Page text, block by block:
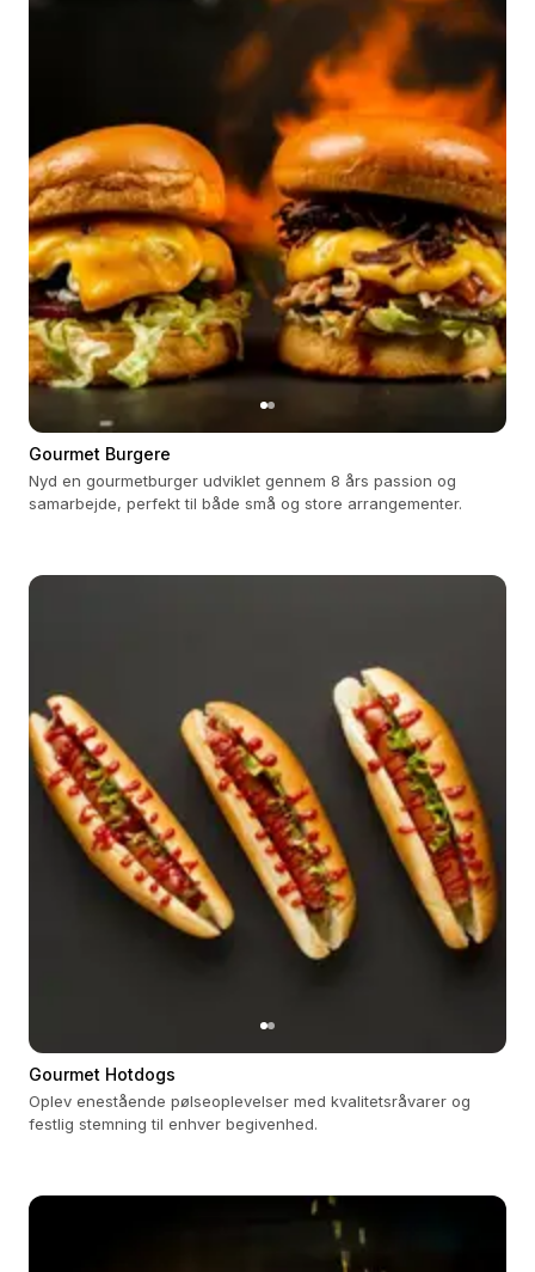
Gourmet Burgere
Nyd en gourmetburger udviklet gennem 8 års passion og
samarbejde, perfekt til både små og store arrangementer.
Gourmet Hotdogs
Oplev enestående pølseoplevelser med kvalitetsråvarer og
festlig stemning til enhver begivenhed.